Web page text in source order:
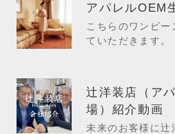
アパレルOEM
こちらのワンピ
ていただきます。
辻洋装店（ア
場）紹介動画
未来のお客様に辻